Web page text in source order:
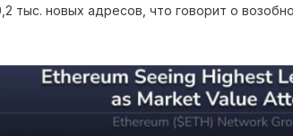
тыс. новых адресов, что говорит о